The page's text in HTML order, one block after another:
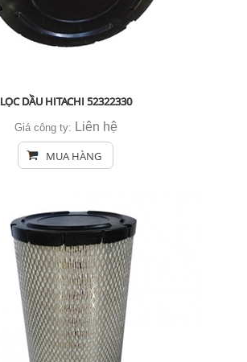
LỌC DẦU HITACHI 52322330
Giá công ty: Liên hệ
MUA HÀNG